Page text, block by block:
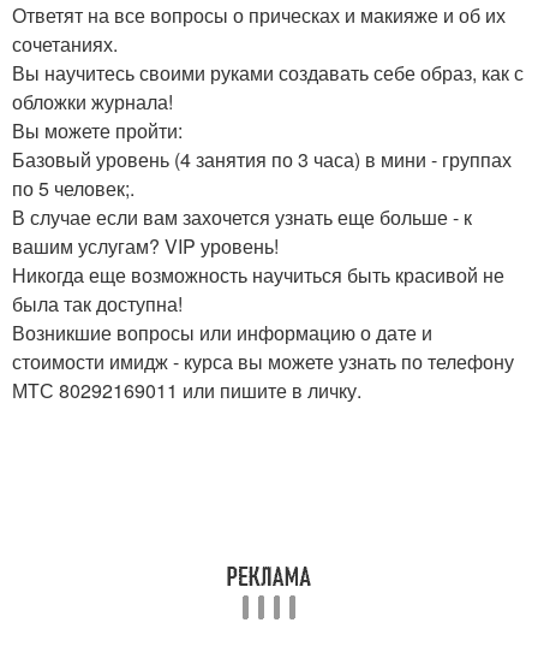
Ответят на все вопросы о прическах и макияже и об их
сочетаниях.
Вы научитесь своими руками создавать себе образ, как с
обложки журнала!
Вы можете пройти:
Базовый уровень (4 занятия по 3 часа) в мини - группах
по 5 человек;.
В случае если вам захочется узнать еще больше - к
вашим услугам? VIP уровень!
Никогда еще возможность научиться быть красивой не
была так доступна!
Возникшие вопросы или информацию о дате и
стоимости имидж - курса вы можете узнать по телефону
МТС 80292169011 или пишите в личку.